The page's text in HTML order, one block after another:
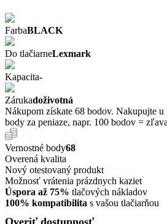
FarbaBLACK
Do tlačiarneLexmark
Kapacita-
Zárukadoživotná
Nákupom získate 68 bodov. Nakupujte u
body za peniaze, napr. 100 bodov =
Vernostné body68
Overená kvalita
Nový otestovaný produkt
Možnosť vrátenia prázdnych kaziet
Úspora až 75% tlačových nákladov
100% kompatibilita s vašou tlačiarňou
Overiť dostupnosť